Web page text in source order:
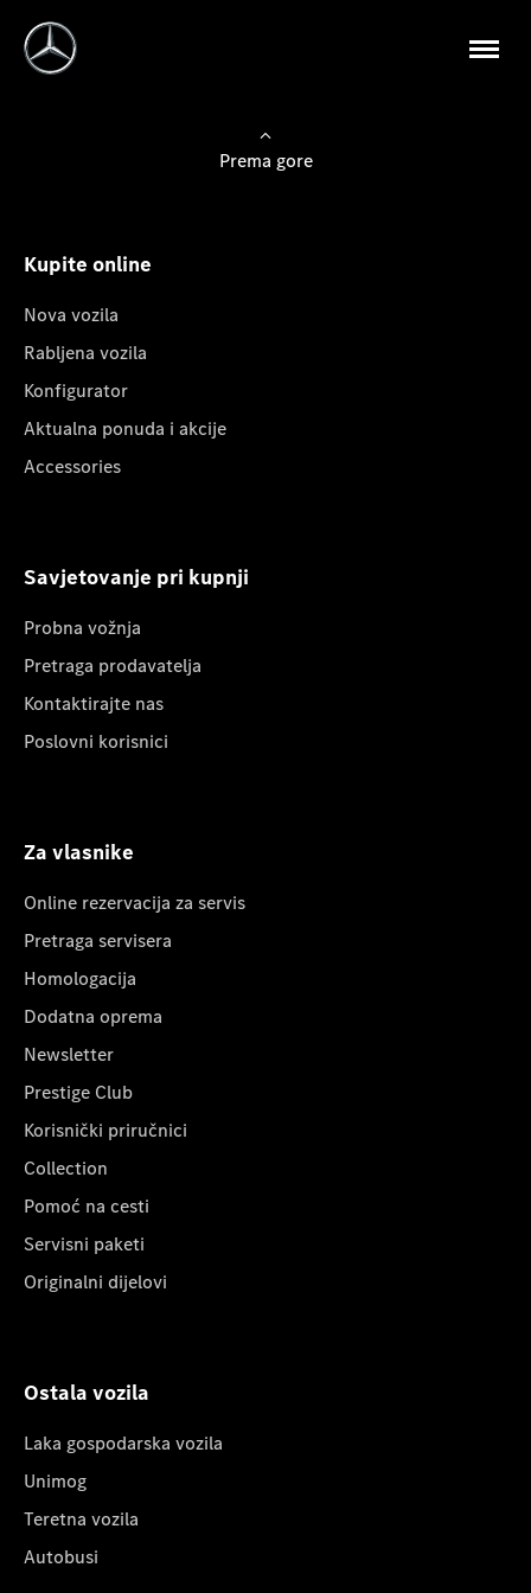
Prema gore
Kupite online
Nova vozila
Rabljena vozila
Konfigurator
Aktualna ponuda i akcije
Accessories
Savjetovanje pri kupnji
Probna vožnja
Pretraga prodavatelja
Kontaktirajte nas
Poslovni korisnici
Za vlasnike
Online rezervacija za servis
Pretraga servisera
Homologacija
Dodatna oprema
Newsletter
Prestige Club
Korisnički priručnici
Collection
Pomoć na cesti
Servisni paketi
Originalni dijelovi
Ostala vozila
Laka gospodarska vozila
Unimog
Teretna vozila
Autobusi